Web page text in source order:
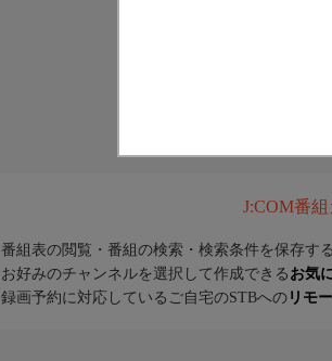
J:COM番
番組表の閲覧・番組の検索・検索条件を保存す
お好みのチャンネルを選択して作成できる お気
録画予約に対応しているご自宅のSTBへの リモ